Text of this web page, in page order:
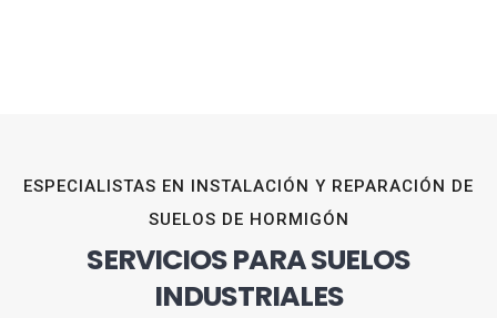
ESPECIALISTAS EN INSTALACIÓN Y REPARACIÓN DE
SUELOS DE HORMIGÓN
SERVICIOS PARA SUELOS
INDUSTRIALES